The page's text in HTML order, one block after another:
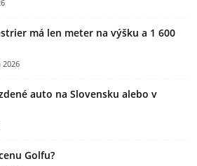
má len meter na výšku a 1 600
2026
auto na Slovensku alebo v
Golfu?